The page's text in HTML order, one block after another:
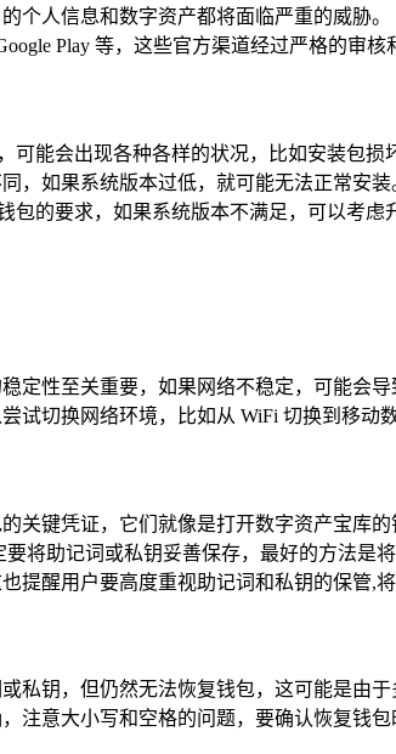
个人信息和数字资产都将面临严重的威胁。
Play 等，这些官方渠道经过严格的审
可能会出现各种各样的状况，比如安装包
，如果系统版本过低，就可能无法正常安装
的要求，如果系统版本不满足，可以考虑
定性至关重要，如果网络不稳定，可能会
试切换网络环境，比如从 WiFi 切换到移
关键凭证，它们就像是打开数字资产宝库
要将助记词或私钥妥善保存，最好的方法
提醒用户要高度重视助记词和私钥的保管,
私钥，但仍然无法恢复钱包，这可能是由
注意大小写和空格的问题，要确认恢复钱